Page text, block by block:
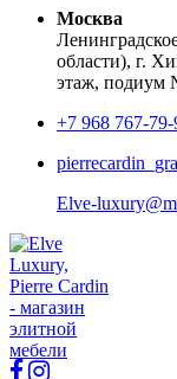
Москва
области), г.
этаж, подиум
+7 968 767-79-
Elve-